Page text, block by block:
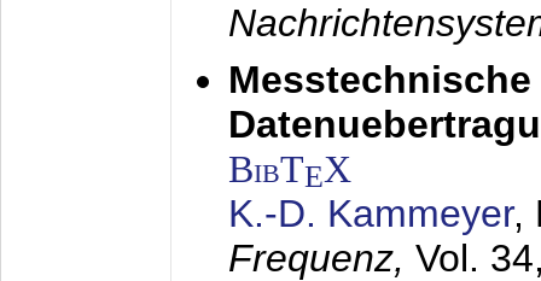
BibTEX
K.-D. Kammeyer,
Frequenz, Vol.